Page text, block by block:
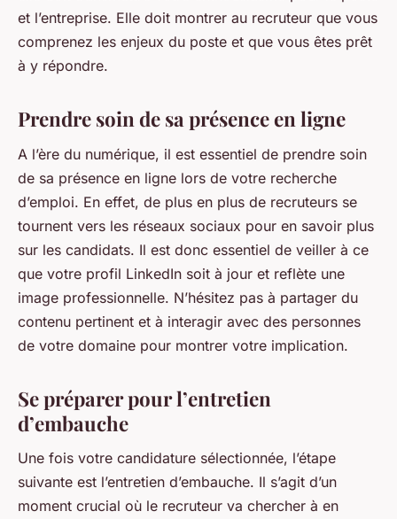
et l’entreprise. Elle doit montrer au recruteur que vous
comprenez les enjeux du poste et que vous êtes prêt
à y répondre.
Prendre soin de sa présence en ligne
A l’ère du numérique, il est essentiel de prendre soin
de sa présence en ligne lors de votre recherche
d’emploi. En effet, de plus en plus de recruteurs se
tournent vers les réseaux sociaux pour en savoir plus
sur les candidats. Il est donc essentiel de veiller à ce
que votre profil LinkedIn soit à jour et reflète une
image professionnelle. N’hésitez pas à partager du
contenu pertinent et à interagir avec des personnes
de votre domaine pour montrer votre implication.
Se préparer pour l’entretien
d’embauche
Une fois votre candidature sélectionnée, l’étape
suivante est l’entretien d’embauche. Il s’agit d’un
moment crucial où le recruteur va chercher à en